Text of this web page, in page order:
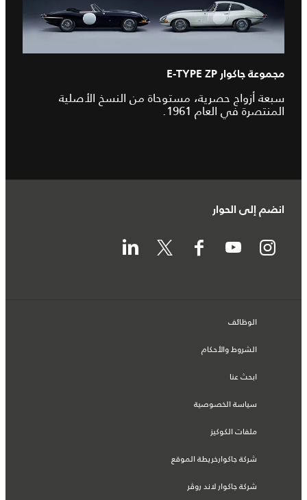
مجموعة جاكوار E-TYPE ZP
سبعة أزواج حصرية، مستوحاة من النسخ الأصلية
المنتصرة في العام 1961.
انضم إلى الحوار
الوظائف
الشروط والأحكام
ابحث عنا
سياسة الخصوصية
ملفات الكوكيز
شركة جاكوارخريطة الموقع
شركة جاكوار لاند روڤر